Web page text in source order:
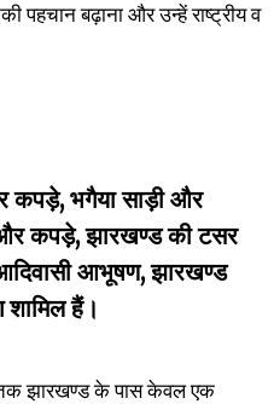
पहचान बढ़ाना और उन्हें राष्ट्रीय व
कपड़े, भगैया साड़ी और
कपड़े, झारखण्ड की टसर
आभूषण, झारखण्ड
हैं।
तक झारखण्ड के पास केवल एक